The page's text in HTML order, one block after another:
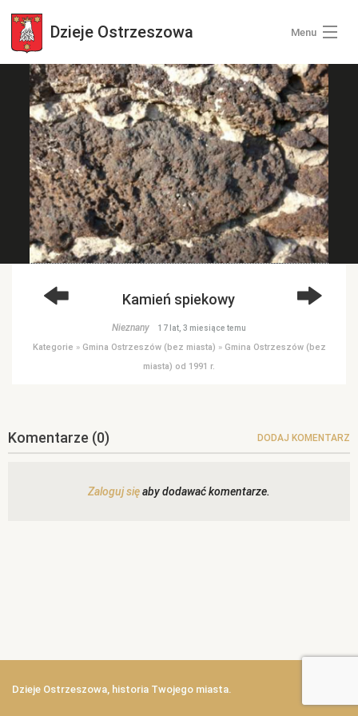
Dzieje Ostrzeszowa Menu
Wszystkie zdjęcia
Kategorie zdjęć
Zaloguj się
+ Dodaj zdjęcia
Kamień spiekowy
Nieznany 17 lat, 3 miesiące temu
Kategorie » Gmina Ostrzeszów (bez miasta) » Gmina Ostrzeszów (bez
miasta) od 1991 r.
Komentarze (0) DODAJ KOMENTARZ
Zaloguj sięaby dodawać komentarze.
Dzieje Ostrzeszowa, historia Twojego miasta.